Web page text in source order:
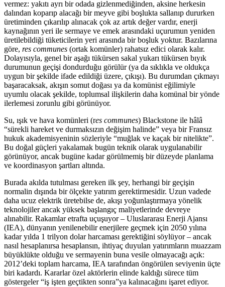
vermez: yakıtı ayrı bir odada gizlenmediğinden, aksine herkesin
dalından koparıp alacağı bir meyve gibi boşlukta sallanıp dururken
üretiminden çıkarılıp alınacak çok az artık değer vardır, enerji
kaynağının yeri ile sermaye ve emek arasındaki uçurumun yeniden
üretilebildiği tüketicilerin yeri arasında bir boşluk yoktur. Bazılarına
göre, res communes (ortak komünler) rahatsız edici olarak kalır.
Dolayısıyla, genel bir aşağı tükürsen sakal yukarı tükürsen bıyık
durumunun geçişi dondurduğu görülür (ya da sıklıkla ve oldukça
uygun bir şekilde ifade edildiği üzere, çıkışı). Bu durumdan çıkmayı
başaracaksak, akışın somut doğası ya da komünist eğilimiyle
uyumlu olacak şekilde, toplumsal ilişkilerin daha komünal bir yönde
ilerlemesi zorunlu gibi görünüyor.
Su, ışık ve hava komünleri (res communes) Blackstone ile hâlâ
“sürekli hareket ve durmaksızın değişim halinde” veya bir Fransız
hukuk akademisyeninin sözleriyle “muğlak ve kaçak bir nitelikte”.
Bu doğal güçleri yakalamak bugün teknik olarak uygulanabilir
görünüyor, ancak bugüne kadar görülmemiş bir düzeyde planlama
ve koordinasyon şartları altında.
Burada akılda tutulması gereken ilk şey, herhangi bir geçişin
normalin dışında bir ölçekte yatırım gerektirmesidir. Uzun vadede
daha ucuz elektrik üretebilse de, akışı yoğunlaştırmaya yönelik
teknolojiler ancak yüksek başlangıç maliyetlerinde devreye
alınabilir. Rakamlar etrafta uçuşuyor – Uluslararası Enerji Ajansı
(IEA), dünyanın yenilenebilir enerjilere geçmek için 2050 yılına
kadar yılda 1 trilyon dolar harcaması gerektiğini söylüyor – ancak
nasıl hesaplanırsa hesaplansın, ihtiyaç duyulan yatırımların muazzam
büyüklükte olduğu ve sermayenin buna vesile olmayacağı açık:
2012’deki toplam harcama, IEA tarafından öngörülen seviyenin üçte
biri kadardı. Kararlar özel aktörlerin elinde kaldığı sürece tüm
göstergeler “iş işten geçtikten sonra”ya kalınacağını işaret ediyor.